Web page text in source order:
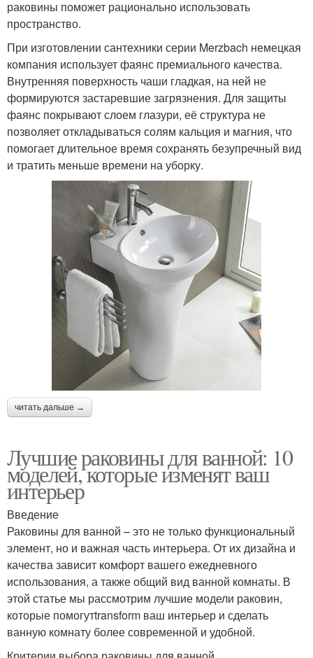
раковины поможет рационально использовать
пространство.
При изготовлении сантехники серии Merzbach немецкая
компания использует фаянс премиального качества.
Внутренняя поверхность чаши гладкая, на ней не
формируются застаревшие загрязнения. Для защиты
фаянс покрывают слоем глазури, её структура не
позволяет откладываться солям кальция и магния, что
помогает длительное время сохранять безупречный вид
и тратить меньше времени на уборку.
читать дальше →
Лучшие раковины для ванной: 10
моделей, которые изменят ваш
интерьер
Введение
Раковины для ванной – это не только функциональный
элемент, но и важная часть интерьера. От их дизайна и
качества зависит комфорт вашего ежедневного
использования, а также общий вид ванной комнаты. В
этой статье мы рассмотрим лучшие модели раковин,
которые помогутtransform ваш интерьер и сделать
ванную комнату более современной и удобной.